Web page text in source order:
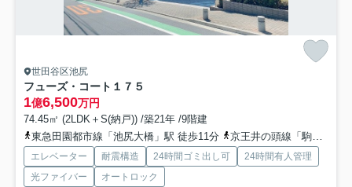
世田谷区池尻
フューズ・コート１７５
1億6,500万円
74.45㎡ (2LDK＋S(納戸)) /築21年 /9階建
東急田園都市線「池尻大橋」駅 徒歩11分
京王井の頭線「駒場東大前」駅 徒歩12分
エレベーター 耐震構造 24時間ゴミ出し可
24時間有人管理
光ファイバー
オートロック